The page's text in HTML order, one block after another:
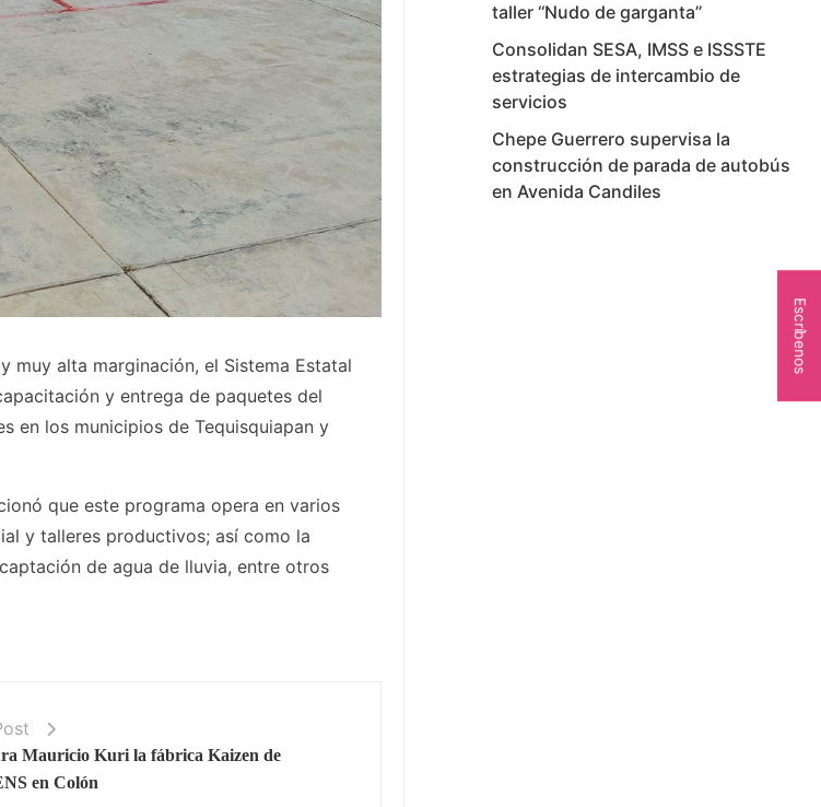
muy alta marginación, el Sistema Estatal
y entrega de paquetes del
en los municipios de Tequisquiapan y
que este programa opera en varios
y talleres productivos; así como la
de agua de lluvia, entre otros
Mauricio Kuri la fábrica Kaizen de
en Colón
taller ‘‘Nudo de garganta’’
Consolidan SESA, IMSS e ISSSTE
estrategias de intercambio de
servicios
Chepe Guerrero supervisa la
construcción de parada de autobús
en Avenida Candiles
Escríbenos